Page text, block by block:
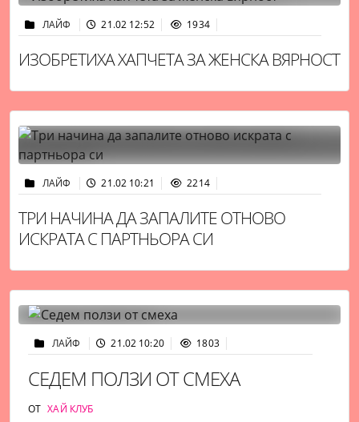
ЛАЙФ 21.02 12:52 1934
ИЗОБРЕТИХА ХАПЧЕТА ЗА ЖЕНСКА ВЯРНОСТ
ЛАЙФ 21.02 10:21 2214
ТРИ НАЧИНА ДА ЗАПАЛИТЕ ОТНОВО
ИСКРАТА С ПАРТНЬОРА СИ
ЛАЙФ 21.02 10:20 1803
СЕДЕМ ПОЛЗИ ОТ СМЕХА
ОТ ХАЙ КЛУБ